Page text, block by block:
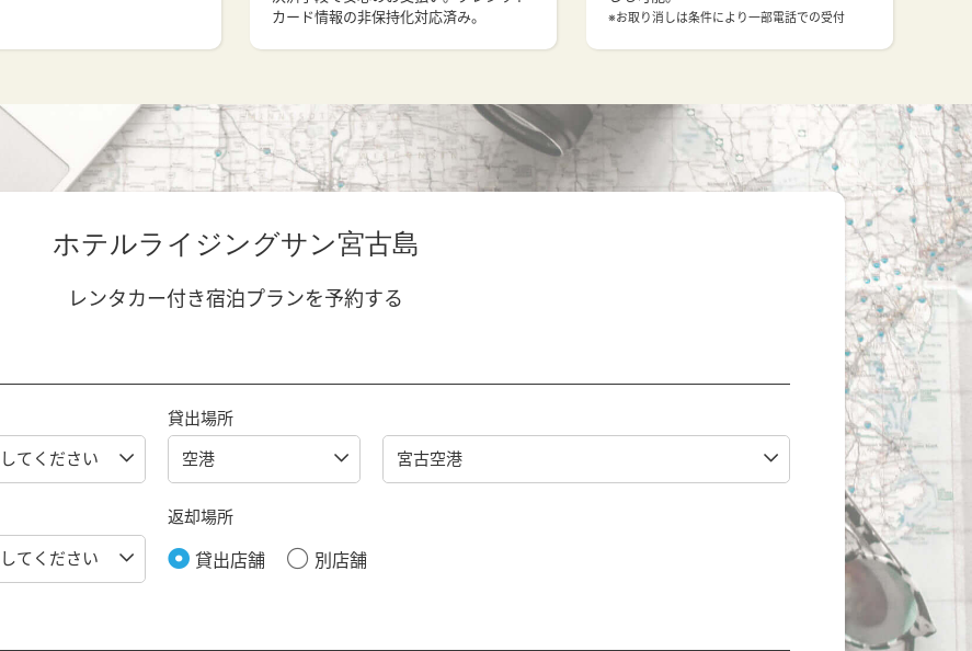
カード情報の非保持化対応済み。
※お取り消しは条件により一部電話での受付
ホテルライジングサン宮古島
レンタカー付き宿泊プランを予約する
貸出場所
返却場所
貸出店舗 別店舗